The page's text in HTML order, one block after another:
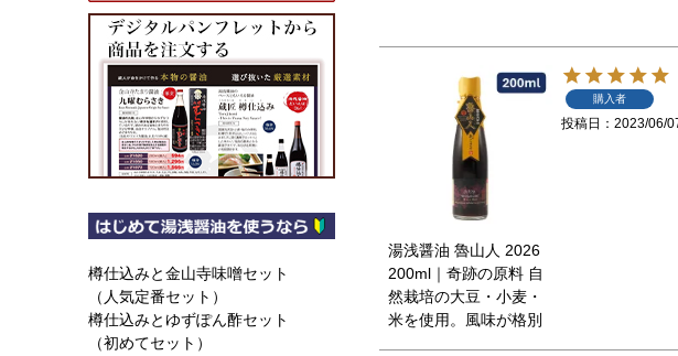
樽仕込みと金山寺味噌セット
（人気定番セット）
樽仕込みとゆずぽん酢セット
（初めてセット）
湯浅醤油 魯山人 2026
200ml｜奇跡の原料 自
然栽培の大豆・小麦・
米を使用。風味が格別
購入者
投稿日 2023/06/